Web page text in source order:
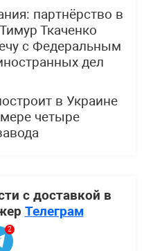
партнёрство в
Ткаченко
с Федеральным
дел
в Украине
четыре
с доставкой в
Телеграм
2